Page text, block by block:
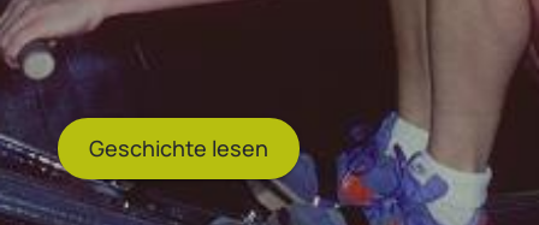
Geschichte lesen